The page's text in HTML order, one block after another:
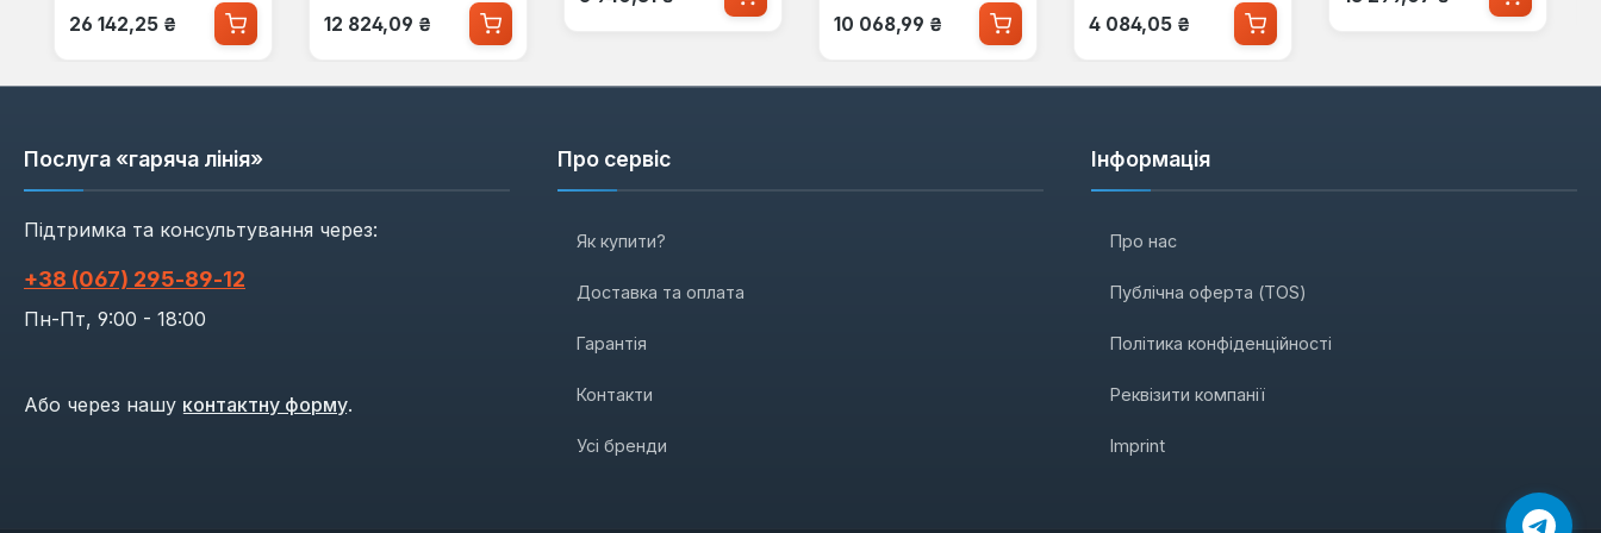
Звичайна ціна:
26 142,25 ₴ Звичайна ціна:
12 824,09 ₴ Звичайна ціна:
10 068,99 ₴ Звичайна ціна:
4 084,05 ₴
Послуга «гаряча лінія»
Підтримка та консультування через:
+38 (067) 295‑89‑12
Пн-Пт, 9:00 - 18:00
Або через нашу контактну форму.
Про сервіс
Як купити?
Доставка та оплата
Гарантія
Контакти
Усі бренди
Інформація
Про нас
Публічна оферта (TOS)
Політика конфіденційності
Реквізити компанії
Imprint